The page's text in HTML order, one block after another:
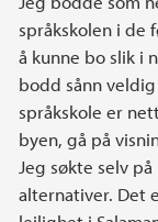
språkskolen i de
å kunne bo slik i
bodd sånn
språkskole er
byen, gå på
Jeg søkte selv
alternativer. Det